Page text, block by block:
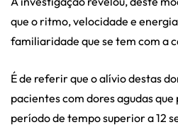
que o ritmo, velocidade e
familiaridade que se tem com a
É de referir que o alívio destas
pacientes com dores agudas
período de tempo superior a 12